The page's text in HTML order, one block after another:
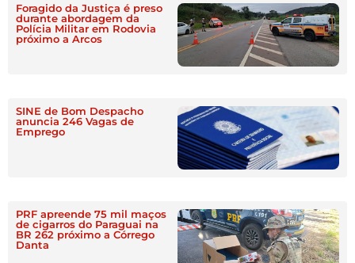
Foragido da Justiça é preso
durante abordagem da
Polícia Militar em Rodovia
próximo a Arcos
SINE de Bom Despacho
anuncia 246 Vagas de
Emprego
PRF apreende 75 mil maços
de cigarros do Paraguai na
BR 262 próximo a Córrego
Danta